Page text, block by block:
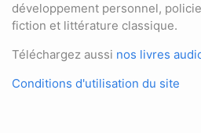
développement personnel,
fiction et littérature classique.
Téléchargez aussi nos livres
Conditions d'utilisation du site